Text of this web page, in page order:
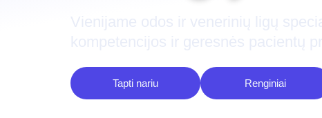
Tapti nariu Renginiai